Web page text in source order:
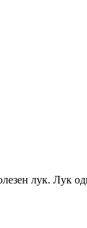
лук. Лук